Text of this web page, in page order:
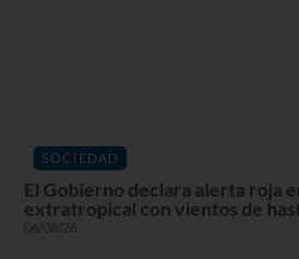
SOCIEDAD
El Gobierno declara alerta roja
extratropical con vientos de
06/08/26